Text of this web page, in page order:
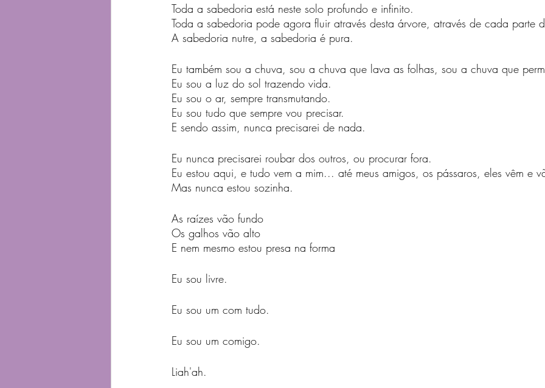
Toda a sabedoria está neste solo profundo e infinito.
Toda a sabedoria pode agora fluir através desta árvore, através de cada parte
A sabedoria nutre, a sabedoria é pura.
Eu também sou a chuva, sou a chuva que lava as folhas, sou a chuva que
Eu sou a luz do sol trazendo vida.
Eu sou o ar, sempre transmutando.
Eu sou tudo que sempre vou precisar.
E sendo assim, nunca precisarei de nada.
Eu nunca precisarei roubar dos outros, ou procurar fora.
Eu estou aqui, e tudo vem a mim... até meus amigos, os pássaros, eles vêm e
Mas nunca estou sozinha.
As raízes vão fundo
Os galhos vão alto
E nem mesmo estou presa na forma
Eu sou livre.
Eu sou um com tudo.
Eu sou um comigo.
Liah'ah.